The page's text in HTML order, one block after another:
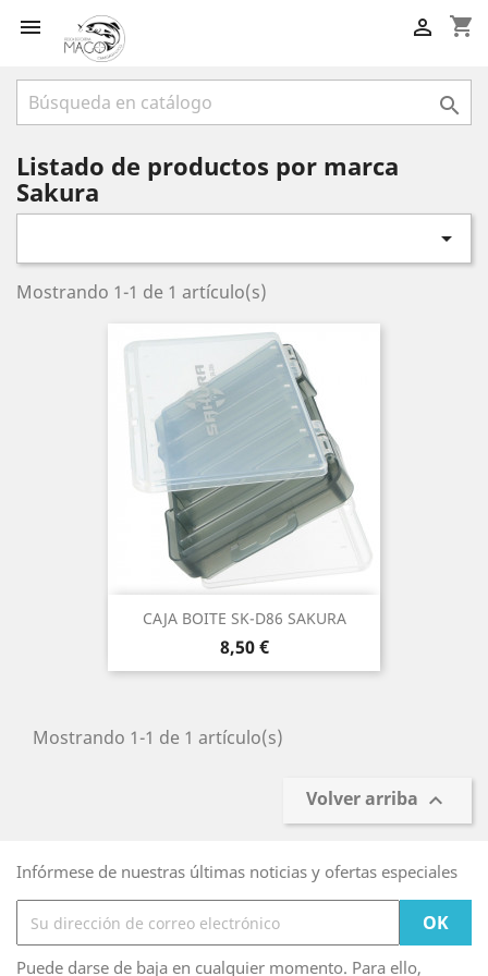
 shopping_cart


Listado de productos por marca
Sakura

Mostrando 1-1 de 1 artículo(s)
CAJA BOITE SK-D86 SAKURA
Precio
8,50 €
Mostrando 1-1 de 1 artículo(s)
Volver arriba 
Infórmese de nuestras últimas noticias y ofertas especiales
Puede darse de baja en cualquier momento. Para ello,